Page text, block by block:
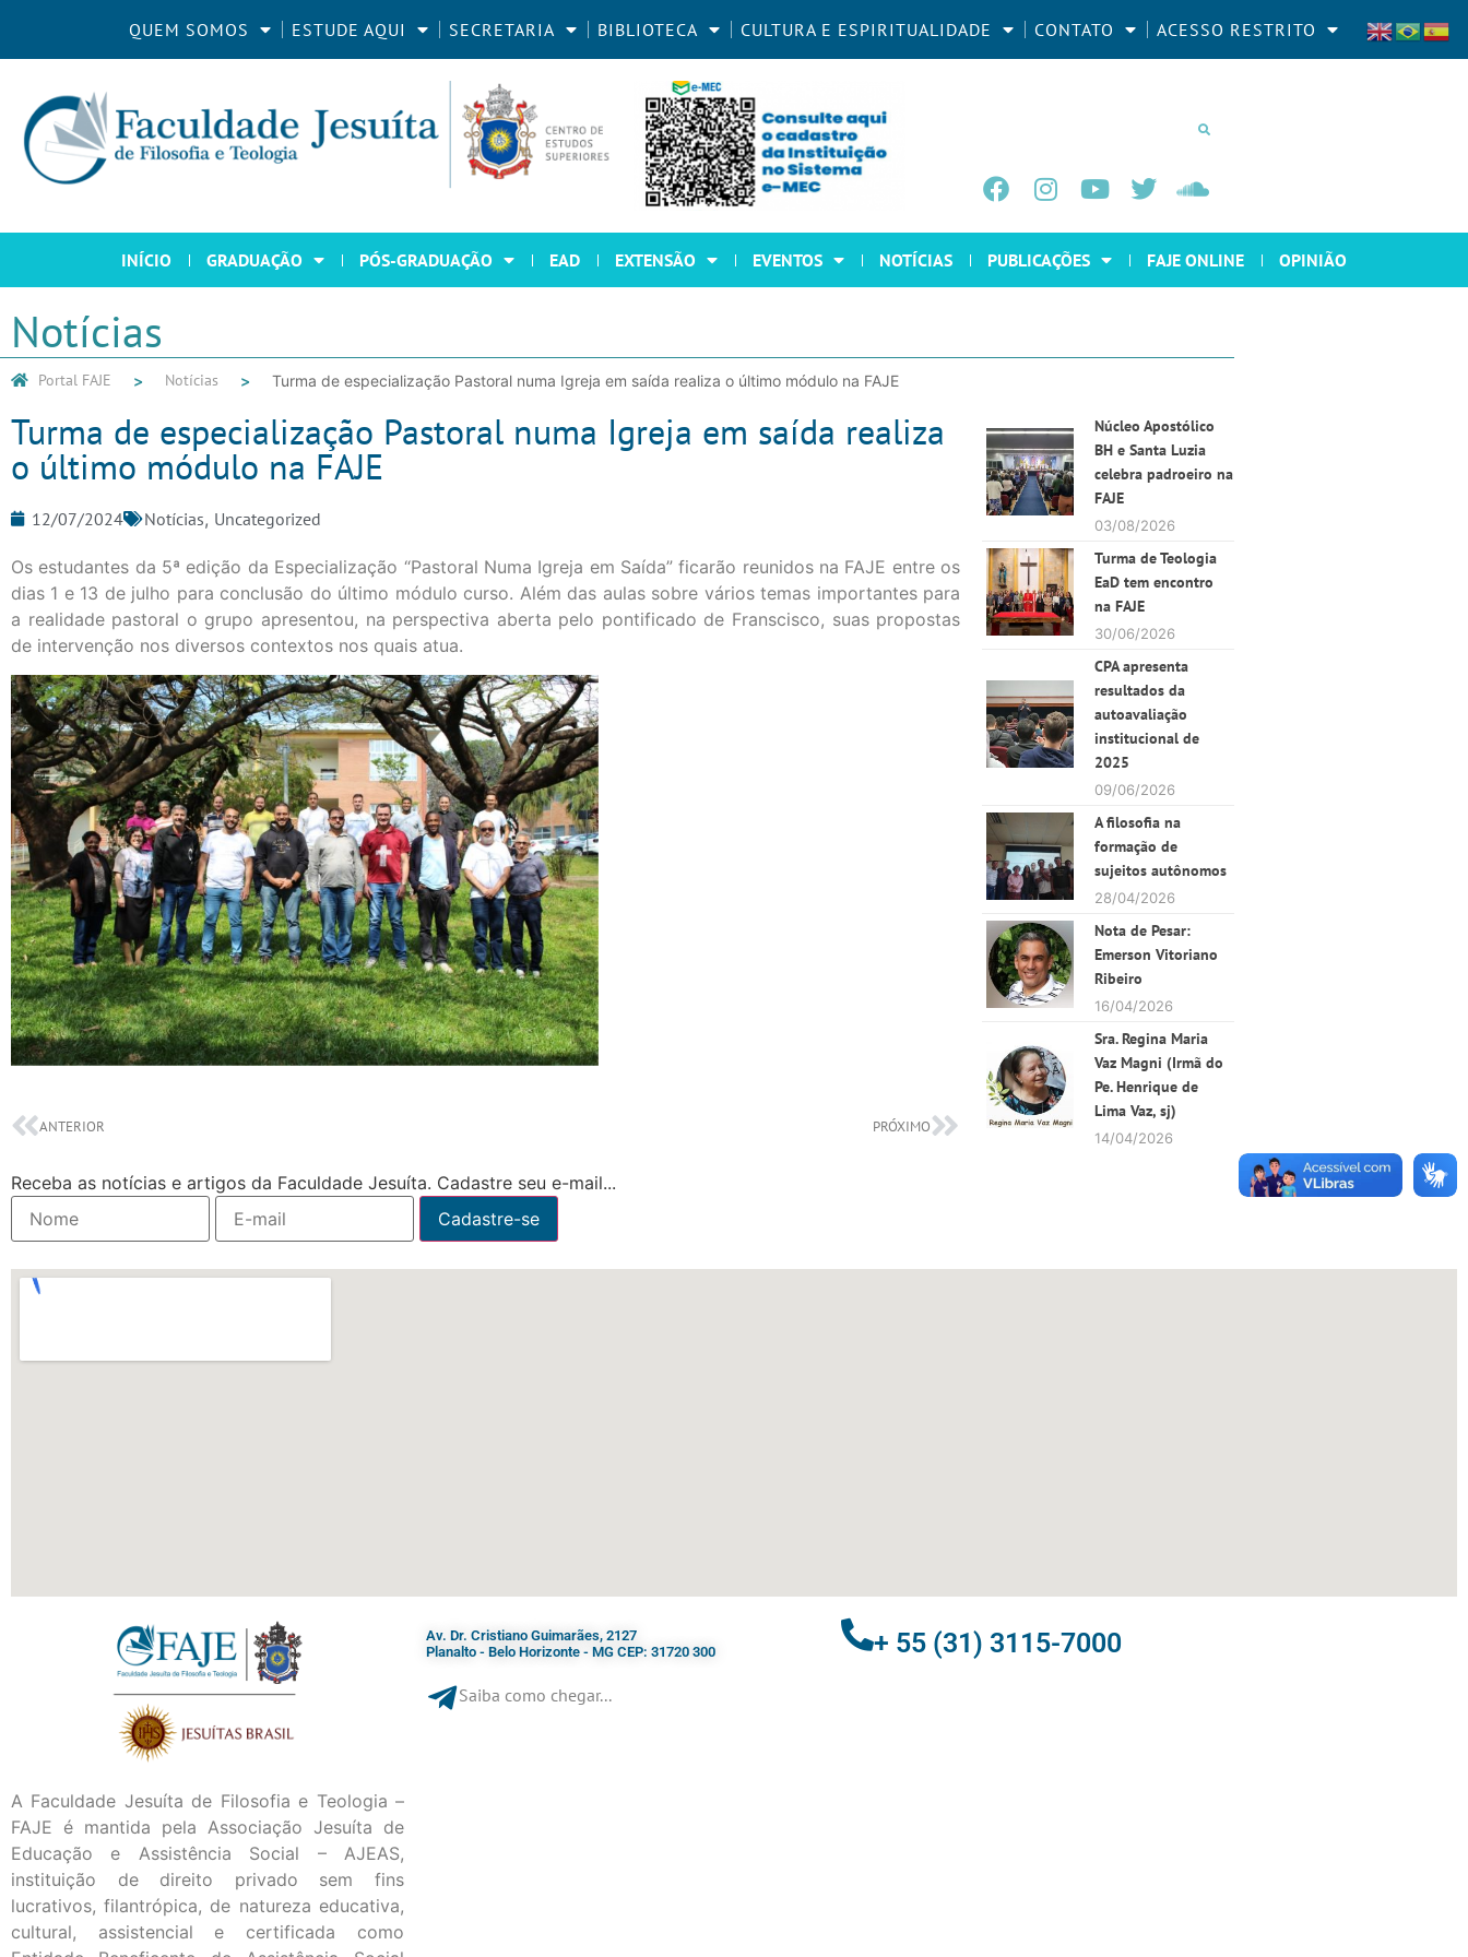
QUEM SOMOS ESTUDE AQUI SECRETARIA BIBLIOTECA CULTURA E ESPIRITUALIDADE CONTATO ACESSO RESTRITO
INÍCIO GRADUAÇÃO PÓS-GRADUAÇÃO EAD EXTENSÃO EVENTOS NOTÍCIAS PUBLICAÇÕES FAJE ONLINE OPINIÃO
Notícias
Portal FAJE Notícias Turma de especialização Pastoral numa Igreja em saída realiza o último módulo na FAJE
Turma de especialização Pastoral numa Igreja em saída realiza
o último módulo na FAJE
12/07/2024 Notícias, Uncategorized
Os estudantes da 5ª edição da Especialização “Pastoral Numa Igreja em Saída” ficarão reunidos na FAJE entre os
dias 1 e 13 de julho para conclusão do último módulo curso. Além das aulas sobre vários temas importantes para
a realidade pastoral o grupo apresentou, na perspectiva aberta pelo pontificado de Franscisco, suas propostas
de intervenção nos diversos contextos nos quais atua.
ANTERIOR PRÓXIMO
Núcleo Apostólico
BH e Santa Luzia
celebra padroeiro na
FAJE
03/08/2026
Turma de Teologia
EaD tem encontro
na FAJE
30/06/2026
CPA apresenta
resultados da
autoavaliação
institucional de
2025
09/06/2026
A filosofia na
formação de
sujeitos autônomos
28/04/2026
Nota de Pesar:
Emerson Vitoriano
Ribeiro
16/04/2026
Sra. Regina Maria
Vaz Magni (Irmã do
Pe. Henrique de
Lima Vaz, sj)
14/04/2026
Receba as notícias e artigos da Faculdade Jesuíta. Cadastre seu e-mail...
A Faculdade Jesuíta de Filosofia e Teologia –
FAJE é mantida pela Associação Jesuíta de
Educação e Assistência Social – AJEAS,
instituição de direito privado sem fins
lucrativos, filantrópica, de natureza educativa,
cultural, assistencial e certificada como
Av. Dr. Cristiano Guimarães, 2127
Planalto - Belo Horizonte - MG CEP: 31720 300
Saiba como chegar...
+ 55 (31) 3115-7000​